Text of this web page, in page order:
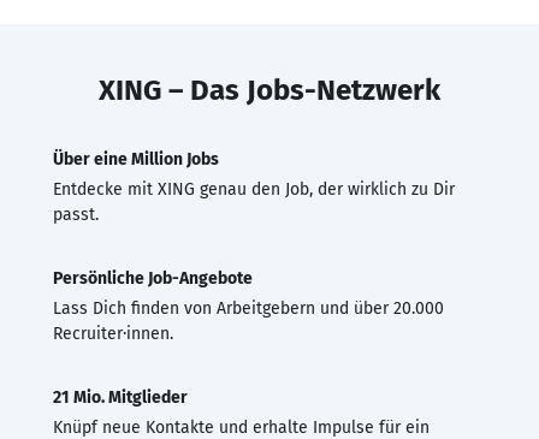
XING – Das Jobs-Netzwerk
Über eine Million Jobs
Entdecke mit XING genau den Job, der wirklich zu Dir
passt.
Persönliche Job-Angebote
Lass Dich finden von Arbeitgebern und über 20.000
Recruiter·innen.
21 Mio. Mitglieder
Knüpf neue Kontakte und erhalte Impulse für ein